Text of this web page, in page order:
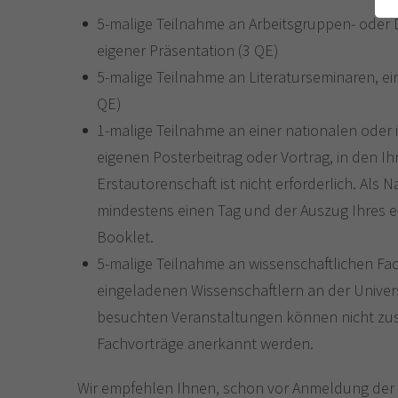
5-malige Teilnahme an Arbeitsgruppen-
eigener Präsentation (3 QE)
5-malige Teilnahme an Literaturseminaren,
QE)
1-malige Teilnahme an einer nationalen
eigenen Posterbeitrag oder Vortrag, in den
Erstautorenschaft ist nicht erforderlich. Als
mindestens einen Tag und der Auszug Ihres
Booklet.
5-malige Teilnahme an wissenschaftlichen
eingeladenen Wissenschaftlern an der
besuchten Veranstaltungen können nicht
Fachvorträge anerkannt werden.
Wir empfehlen Ihnen, schon vor Anmeldung